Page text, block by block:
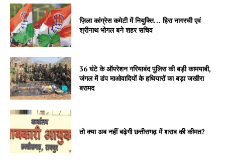
ज़िला कांग्रेस कमेटी में नियुक्ति… हिरा नागरची एवं
श्रीनाथ भोगल बने शहर सचिव
36 घंटे के ऑपरेशन गरियाबंद पुलिस की बड़ी कामयाबी,
जंगल में डंप माओवादियों के हथियारों का बड़ा जखीरा
बरामद
तो क्या अब नहीं बढ़ेगी छत्तीसगढ़ में शराब की कीमत?